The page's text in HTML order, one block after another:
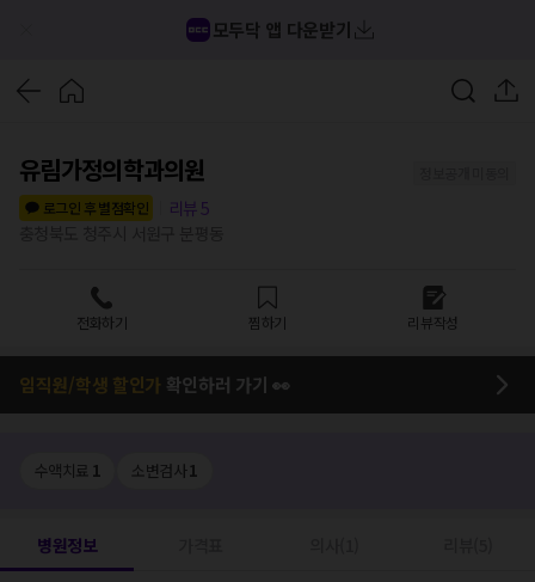
모두닥 앱 다운받기
유림가정의학과의원
로그인 후 별점확인
리뷰5
전화하기 찜하기 리뷰작성
임직원/학생 할인가 확인하러 가기 👀
수액치료 1 소변검사1
병원정보